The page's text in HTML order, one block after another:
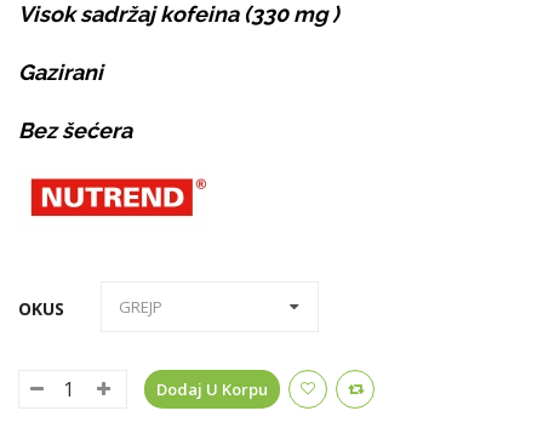
Visok sadržaj kofeina (330 mg )
Gazirani
Bez šećera
OKUS
Dodaj U Korpu